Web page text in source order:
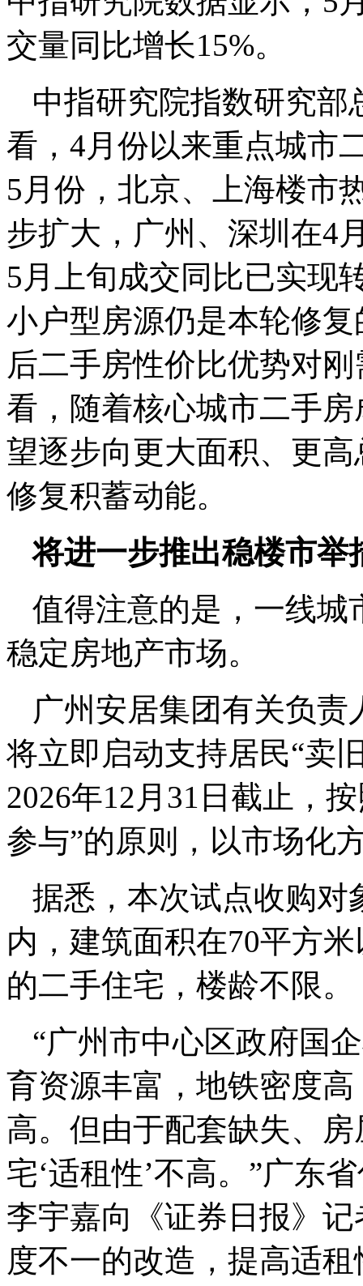
交量同比增长15%。
中指研究院指数研究
看，4月份以来重点城市
5月份，北京、上海楼市
步扩大，广州、深圳在4
5月上旬成交同比已实现
小户型房源仍是本轮修
后二手房性价比优势对
看，随着核心城市二手
望逐步向更大面积、更
修复积蓄动能。
将进一步推出稳楼市举
值得注意的是，一线城
稳定房地产市场。
广州安居集团有关负
将立即启动支持居民“卖
2026年12月31日截止，
参与”的原则，以市场化
据悉，本次试点收购对
内，建筑面积在70平方
的二手住宅，楼龄不限。
“广州市中心区政府国
育资源丰富，地铁密度
高。但由于配套缺失、
宅‘适租性’不高。”广东
李宇嘉向《证券日报》
度不一的改造，提高适